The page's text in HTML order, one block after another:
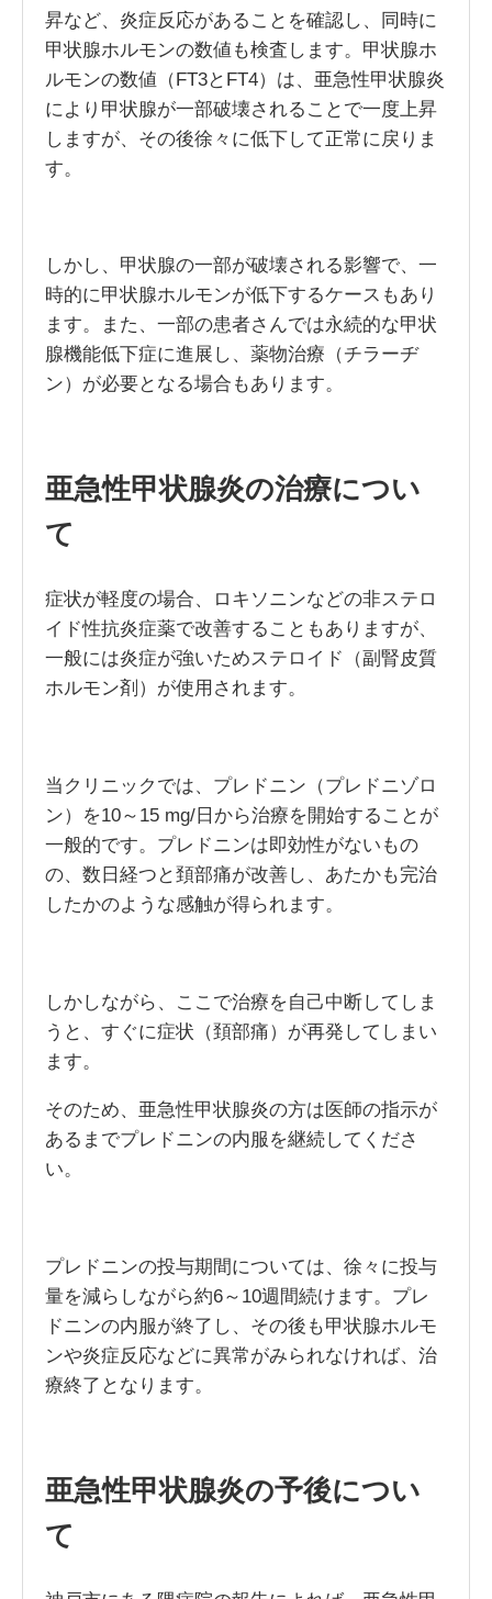
昇など、炎症反応があることを確認し、同時に
甲状腺ホルモンの数値も検査します。甲状腺ホ
ルモンの数値（FT3とFT4）は、亜急性甲状腺炎
により甲状腺が一部破壊されることで一度上昇
しますが、その後徐々に低下して正常に戻りま
す。
しかし、甲状腺の一部が破壊される影響で、一
時的に甲状腺ホルモンが低下するケースもあり
ます。また、一部の患者さんでは永続的な甲状
腺機能低下症に進展し、薬物治療（チラーヂ
ン）が必要となる場合もあります。
亜急性甲状腺炎の治療につい
て
症状が軽度の場合、ロキソニンなどの非ステロ
イド性抗炎症薬で改善することもありますが、
一般には炎症が強いためステロイド（副腎皮質
ホルモン剤）が使用されます。
当クリニックでは、プレドニン（プレドニゾロ
ン）を10～15 mg/日から治療を開始することが
一般的です。プレドニンは即効性がないもの
の、数日経つと頚部痛が改善し、あたかも完治
したかのような感触が得られます。
しかしながら、ここで治療を自己中断してしま
うと、すぐに症状（頚部痛）が再発してしまい
ます。
そのため、亜急性甲状腺炎の方は医師の指示が
あるまでプレドニンの内服を継続してくださ
い。
プレドニンの投与期間については、徐々に投与
量を減らしながら約6～10週間続けます。プレ
ドニンの内服が終了し、その後も甲状腺ホルモ
ンや炎症反応などに異常がみられなければ、治
療終了となります。
亜急性甲状腺炎の予後につい
て